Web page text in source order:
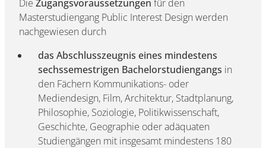
Die Zugangsvoraussetzungen für den
Masterstudiengang Public Interest Design werden
nachgewiesen durch
das Abschlusszeugnis eines mindestens
sechssemestrigen Bachelorstudiengangs in
den Fächern Kommunikations- oder
Mediendesign, Film, Architektur, Stadtplanung,
Philosophie, Soziologie, Politikwissenschaft,
Geschichte, Geographie oder adäquaten
Studiengängen mit insgesamt mindestens 180